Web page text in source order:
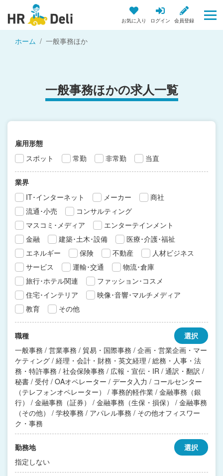
お気に入り ログイン 会員登録
ホーム 一般事務ほか
一般事務ほかの求人一覧
雇用形態
スポット
常勤 非常勤 当直
業界
IT･インターネット
メーカー
商社
流通･小売
コンサルティング
マスコミ･メディア
エンターテインメント
金融
建築･土木･設備
医療･介護･福祉
エネルギー
保険 不動産
人材ビジネス
サービス
運輸･交通
物流･倉庫
旅行･ホテル関連
ファッション･コスメ
住宅･インテリア
映像･音響･マルチメディア
教育
その他
職種
一般事務 / 営業事務 / 貿易・国際事務 / 企画・営業企画・マー
ケティング / 経理・会計・財務・英文経理 / 総務・人事・法
務・特許事務 / 社会保険事務 / 広報・宣伝・IR / 通訳・翻訳 /
秘書 / 受付 / OAオペレーター / データ入力 / コールセンター
（テレフォンオペレーター） / 事務的軽作業 / 金融事務（銀
行） / 金融事務（証券） / 金融事務（生保・損保） / 金融事務
（その他） / 学校事務 / アパレル事務 / その他オフィスワー
ク・事務
選択
勤務地
指定しない
選択